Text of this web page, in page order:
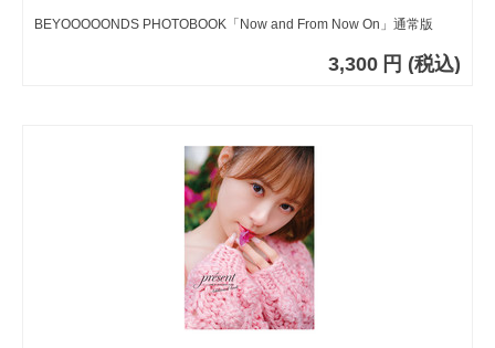
BEYOOOOONDS PHOTOBOOK「Now and From Now On」通常版
3,300 円 (税込)